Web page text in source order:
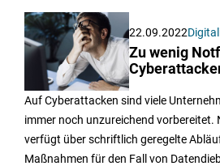
22.09.2022
Zu wenig
Auf Cyberattacken sind viele
immer noch unzureichend vorbereitet.
verfügt über schriftlich geregelte
Maßnahmen für den Fall von